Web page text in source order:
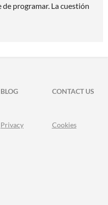
programar. La cuestión
BLOG
CONTACT US
Privacy Cookies